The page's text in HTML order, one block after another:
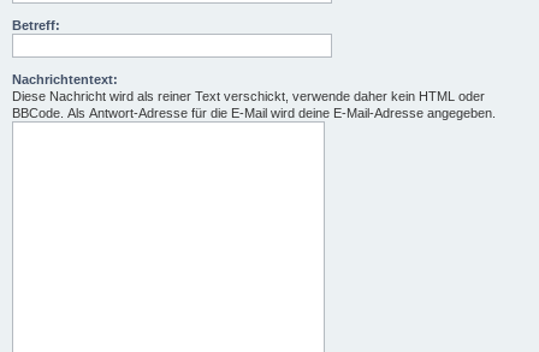
Betreff:
Nachrichtentext:
Diese Nachricht wird als reiner Text verschickt, verwende daher kein HTML oder
BBCode. Als Antwort-Adresse für die E-Mail wird deine E-Mail-Adresse angegeben.